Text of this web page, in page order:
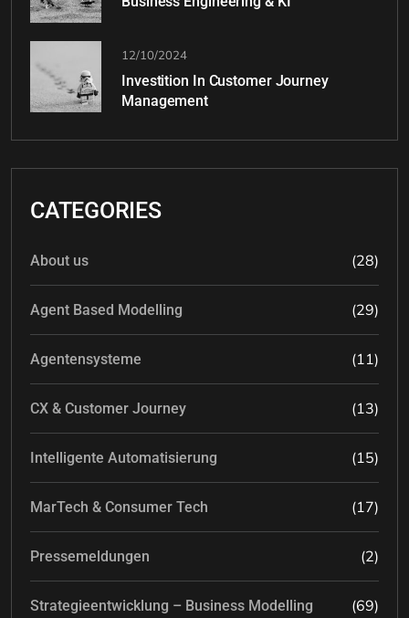
12/10/2024
Investition In Customer Journey
Management
CATEGORIES
About us (28)
Agent Based Modelling (29)
Agentensysteme (11)
CX & Customer Journey (13)
Intelligente Automatisierung (15)
MarTech & Consumer Tech (17)
Pressemeldungen (2)
Strategieentwicklung – Business Modelling (69)